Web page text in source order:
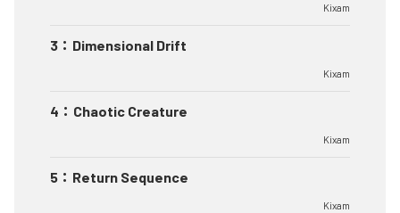
Kixam
3 ： Dimensional Drift
Kixam
4 ： Chaotic Creature
Kixam
5 ： Return Sequence
Kixam